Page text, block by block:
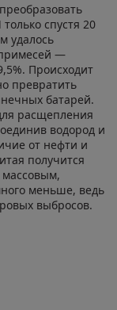
спустя 20
удалось
—
Происходит
превратить
батарей.
расщепления
водород и
от нефти и
получится
массовым,
меньше, ведь
выбросов.